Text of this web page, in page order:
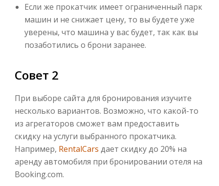
Если же прокатчик имеет ограниченный парк
машин и не снижает цену, то вы будете уже
уверены, что машина у вас будет, так как вы
позаботились о брони заранее.
Совет 2
При выборе сайта для бронирования изучите
несколько вариантов. Возможно, что какой-то
из агрегаторов сможет вам предоставить
скидку на услуги выбранного прокатчика.
Например, RentalCars дает скидку до 20% на
аренду автомобиля при бронировании отеля на
Booking.com.